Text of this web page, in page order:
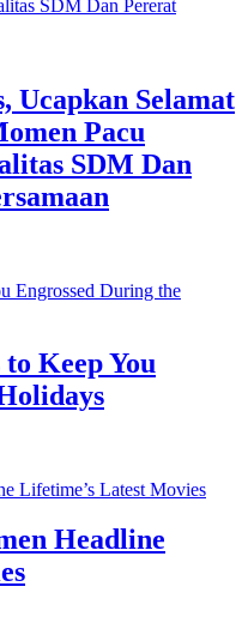
Ucapkan Selamat
Pacu
SDM Dan
Keep You
Headline